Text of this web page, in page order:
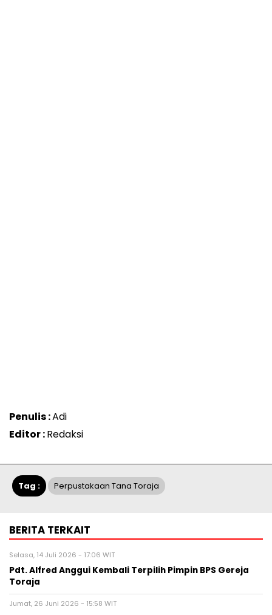
Penulis :Adi
Editor :Redaksi
Tag : Perpustakaan Tana Toraja
BERITA TERKAIT
Selasa, 14 Juli 2026 - 17:06 WIT
Pdt. Alfred Anggui Kembali Terpilih Pimpin BPS Gereja
Toraja
Jumat, 26 Juni 2026 - 15:58 WIT